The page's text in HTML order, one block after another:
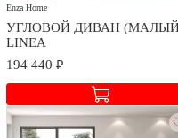
Enza Home
УГЛОВОЙ ДИВАН
LINEA
194 440 ₽